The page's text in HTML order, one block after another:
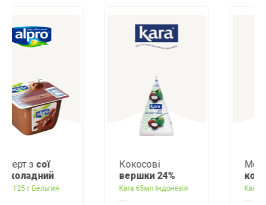
Кокосові
вершки 24%
Kara 65мл Індонезія
Молоко
кокосове
Kara 400 г Індонезія